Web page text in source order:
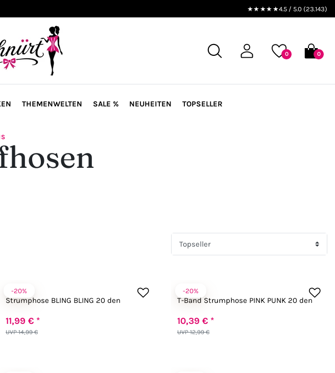
★★★★★4.5 / 5.0 (23.143)
0 0
THEMENWELTEN SALE % NEUHEITEN TOPSELLER
-20%
Fiore
Strumphose BLING BLING 20 den
UVP 14,99 €
11,99 € *
-20%
Fiore
T-Band Strumphose PINK PUNK 20 den
UVP 12,99 €
10,39 € *